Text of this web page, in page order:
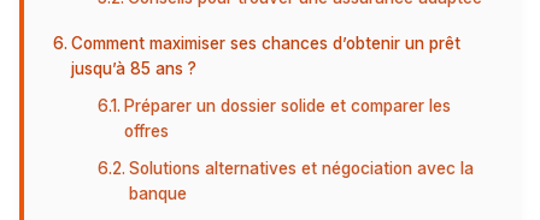
Comment maximiser ses chances d’obtenir un prêt
jusqu’à 85 ans ?
Préparer un dossier solide et comparer les
offres
Solutions alternatives et négociation avec la
banque